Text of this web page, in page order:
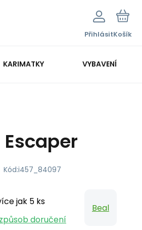
PřihlásitKošík
KARIMATKY VYBAVENÍ
Escaper
Kód:i457_84097
jak 5 ks
doručení
Beal